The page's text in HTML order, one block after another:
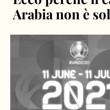
Arabia non è